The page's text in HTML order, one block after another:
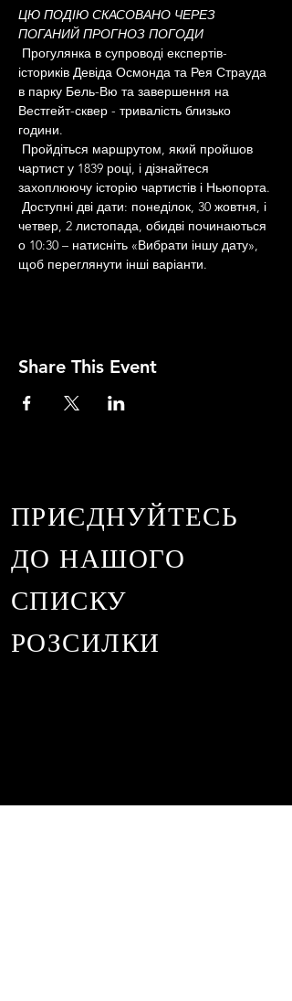
ЦЮ ПОДІЮ СКАСОВАНО ЧЕРЕЗ
ПОГАНИЙ ПРОГНОЗ ПОГОДИ
істориків Девіда Осмонда та Рея Страуда
в парку Бель-Вю та завершення на
Вестгейт-сквер - тривалість близько
години.
чартист у 1839 році, і дізнайтеся
захоплюючу історію чартистів і Ньюпорта.
четвер, 2 листопада, обидві починаються
о 10:30 – натисніть «Вибрати іншу дату»,
щоб переглянути інші варіанти.
Share This Event
ПРИЄДНУЙТЕСЬ
ДО НАШОГО
СПИСКУ
РОЗСИЛКИ